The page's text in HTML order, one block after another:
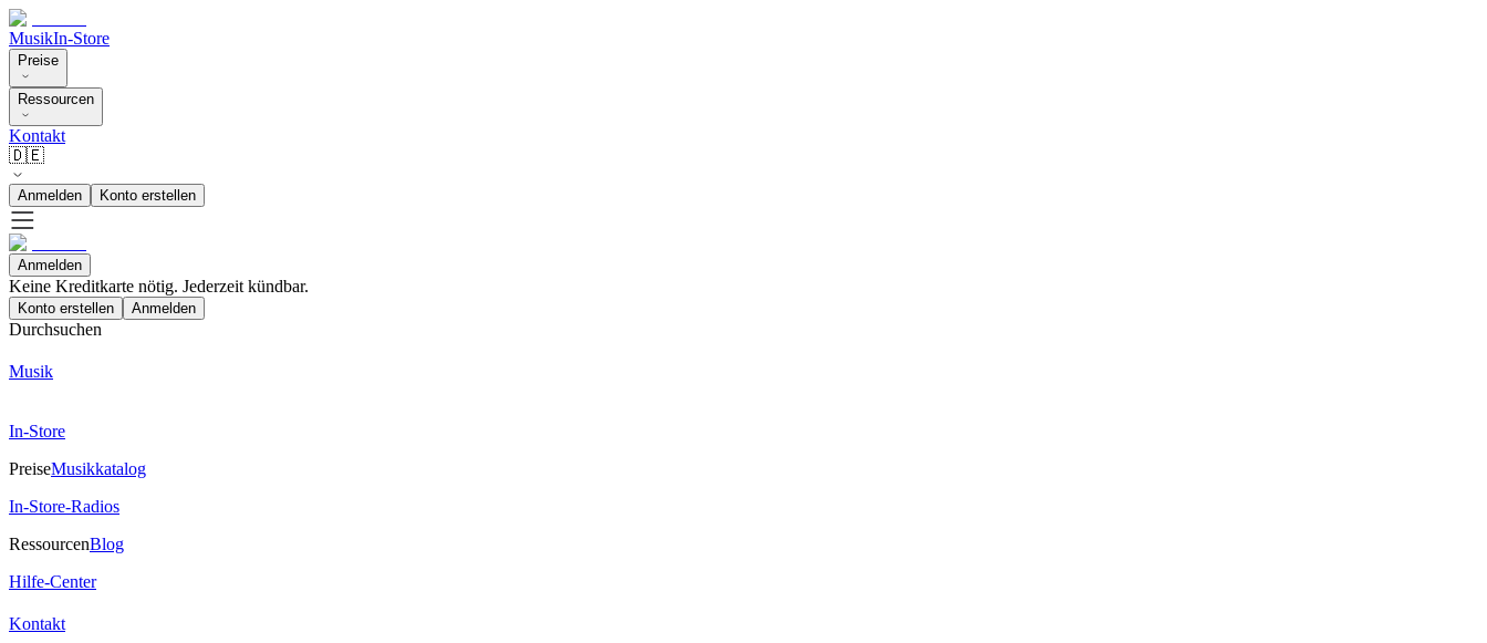
MusikIn-Store
Preise
Ressourcen
Kontakt
🇩🇪
Anmelden Konto erstellen
Anmelden
Keine Kreditkarte nötig. Jederzeit kündbar.
Konto erstellen Anmelden
Durchsuchen
Musik
In-Store
PreiseMusikkatalog
In-Store-Radios
RessourcenBlog
Hilfe-Center
Kontakt